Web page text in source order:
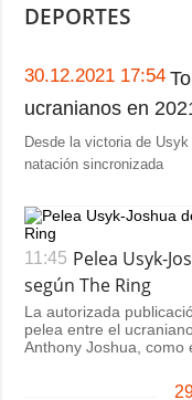
CATEGORÍAS
Guerra
Reconstrucción
de Ucrania
Economía
Defensa
Sociedad y
Cultura
Deportes
DEPORTES
30.12.2021 17:54
ucranianos en
Desde la victoria de
natación sincronizada
11:45 Pelea Usyk-
según The Ring
La autorizada
pelea entre el
Anthony Joshua, como